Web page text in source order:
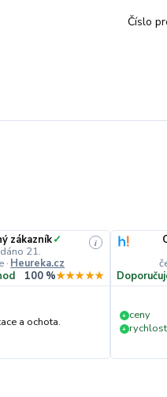
Číslo
zákazník✓
21.
· Heureka.cz
i
100 %★★★★★
a ochota. + ceny
+ rychlost